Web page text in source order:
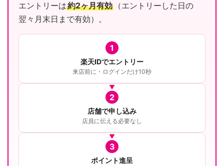
エントリーは約2ヶ月有効 （エントリーした日の
翌々月末日まで有効）。
1
楽天IDでエントリー
来店前に・ログインだけ10秒
2
店舗で申し込み
店員に伝える必要なし
3
ポイント進呈